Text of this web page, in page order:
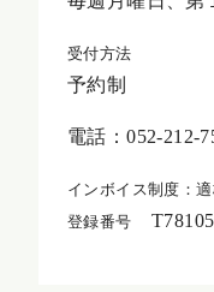
受付方法
予約制
電話：052-212-
インボイス制度：
登録番号